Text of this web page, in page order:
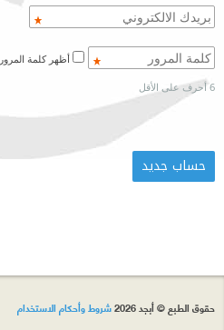
6 أحرف على الأقل
حقوق الطبع © أبجد 2026 شروط وأحكام الاستخدام